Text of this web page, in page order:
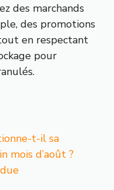
des marchands
des promotions
en respectant
pour
t-il sa
mois d’août ?